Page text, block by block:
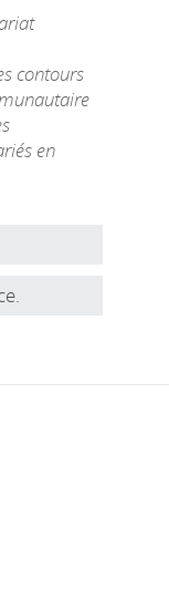
contours
en